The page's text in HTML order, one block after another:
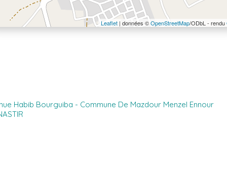
Leaflet| données ©OpenStreetMap/ODbL - rendu
Habib Bourguiba - Commune De Mazdour Menzel Ennour